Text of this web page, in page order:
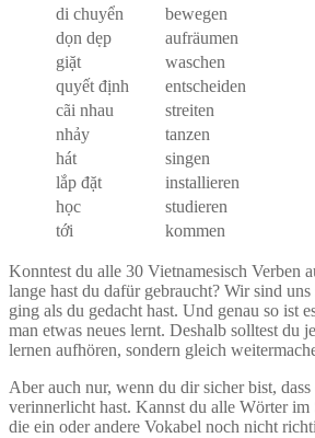
di chuyển
bewegen
dọn dẹp
aufräumen
giặt
waschen
quyết định
entscheiden
cãi nhau
streiten
nhảy
tanzen
hát
singen
lắp đặt
installieren
học
studieren
tới
kommen
Konntest du alle 30 Vietnamesisch Verben
lange hast du dafür gebraucht? Wir sind uns
ging als du gedacht hast. Und genau so ist
man etwas neues lernt. Deshalb solltest du
lernen aufhören, sondern gleich
Aber auch nur, wenn du dir sicher bist,
verinnerlicht hast. Kannst du alle Wörter im
die ein oder andere Vokabel noch nicht